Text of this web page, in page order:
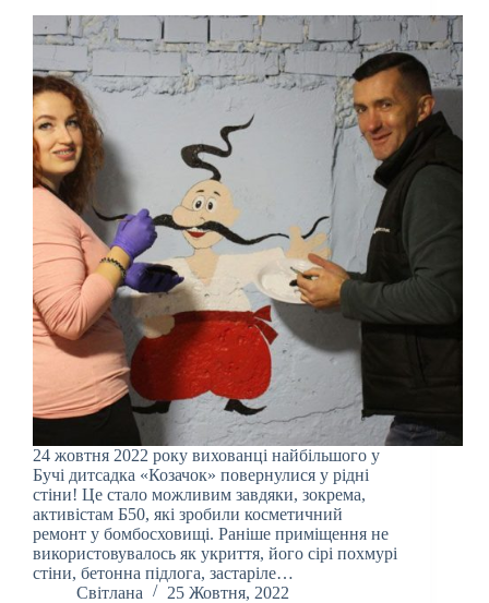
24 жовтня 2022 року вихованці найбільшого у
Бучі дитсадка «Козачок» повернулися у рідні
стіни! Це стало можливим завдяки, зокрема,
активістам Б50, які зробили косметичний
ремонт у бомбосховищі. Раніше приміщення не
використовувалось як укриття, його сірі похмурі
стіни, бетонна підлога, застаріле…
Світлана
25 Жовтня, 2022